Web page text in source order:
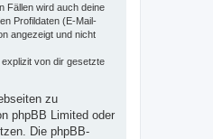
Fällen wird auch deine
Profildaten (E-Mail-
angezeigt und nicht
von dir gesetzte
zu
phpBB Limited oder
Die phpBB-